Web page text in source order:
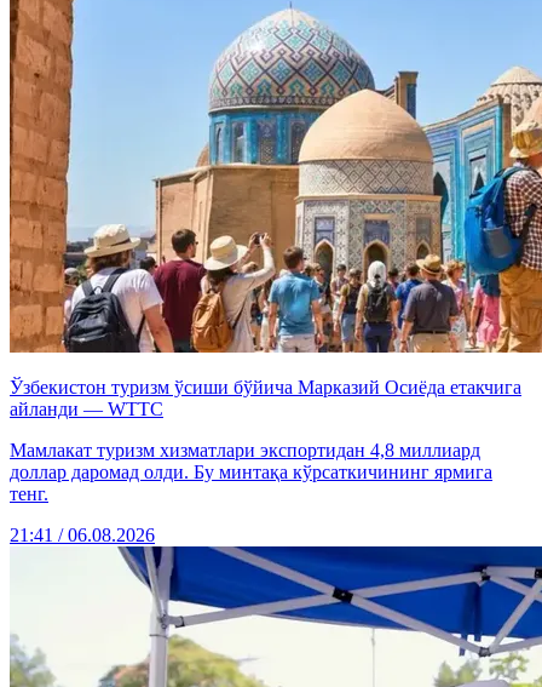
Ўзбекистон туризм ўсиши бўйича Марказий Осиёда етакчига
айланди — WTTC
Мамлакат туризм хизматлари экспортидан 4,8 миллиард
доллар даромад олди. Бу минтақа кўрсаткичининг ярмига
тенг.
21:41 / 06.08.2026